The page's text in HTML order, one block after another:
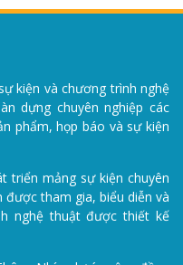
kiện và chương trình nghệ
dựng chuyên nghiệp các
phẩm, họp báo và sự kiện
triển mảng sự kiện chuyên
tham gia, biểu diễn và
nghệ thuật được thiết kế